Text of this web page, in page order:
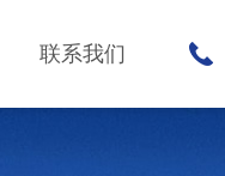
联系我们